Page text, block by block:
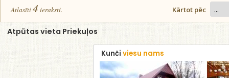
Atlasīti4 ieraksti. Kārtot pēc
Atpūtas vieta Priekuļos
Kunči viesu nams